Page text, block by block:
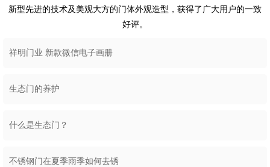
新型先进的技术及美观大方的门体外观造型，获得了广大用户的一致
好评。
祥明门业 新款微信电子画册
生态门的养护
什么是生态门？
不锈钢门在夏季雨季如何去锈